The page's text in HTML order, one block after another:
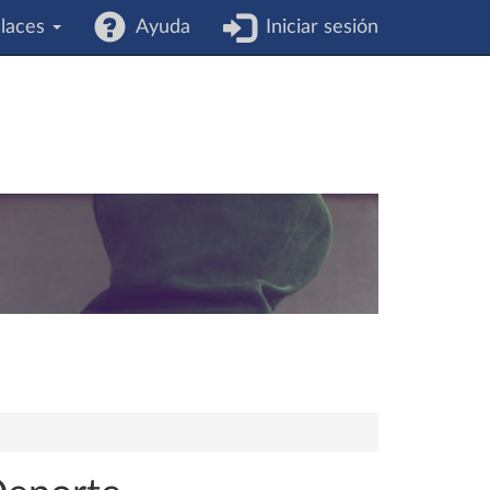
Ayuda Iniciar sesión